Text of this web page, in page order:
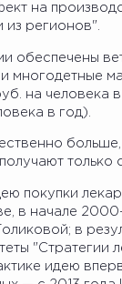
на
регионов".
обеспечены
многодетные
на человека
в год).
только
покупки
в начале
в
"Стратегии
идею